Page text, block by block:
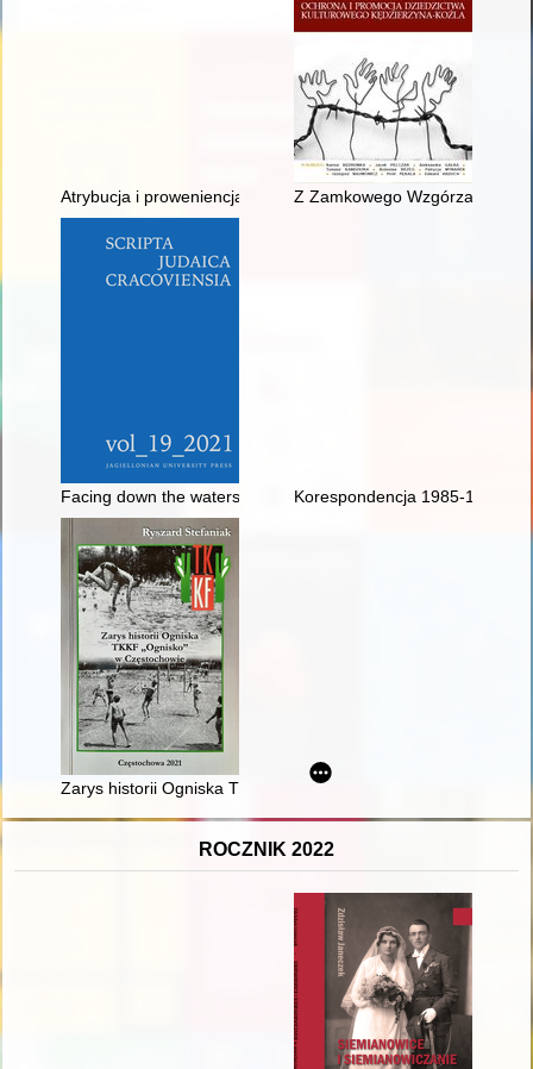
Atrybucja i proweniencja planu bazyliki ojców Bernardynów w
Z Zamkowego Wzgórza :
Facing down the watershed : the drama "Bay nakht afn altn
Korespondencja 1985-1988 :
Zarys historii Ogniska TKKF "Ognisko" w Częstochowie
ROCZNIK 2022